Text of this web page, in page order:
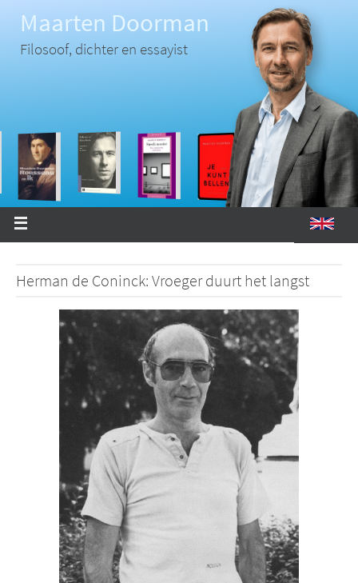
inhoud
Maarten Doorman
Filosoof, dichter en essayist
Herman de Coninck: Vroeger duurt het langst